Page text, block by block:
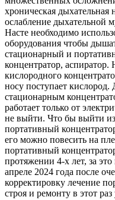
хроническая дыхательная
ослабление дыхательной
Насте необходимо
оборудования чтобы
стационарный и
концентратор,
кислородного
носу поступает кислород.
стационарным
работает только от
не выйти. Что бы выйти
портативный
его можно повесить на
портативный
протяжении 4-х лет, за
апреле 2024 года после
корректировку лечение
строя и ремонту в этот